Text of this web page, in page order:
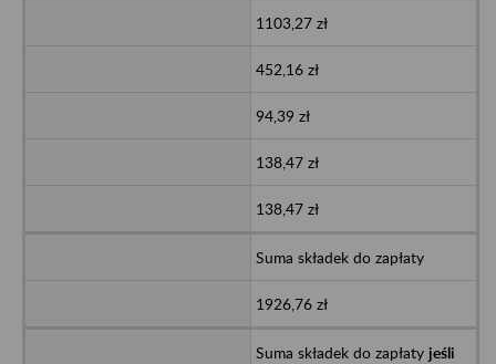
1103,27 zł
452,16 zł
94,39 zł
138,47 zł
138,47 zł
Suma składek do zapłaty
1926,76 zł
Suma składek do zapłaty jeśli